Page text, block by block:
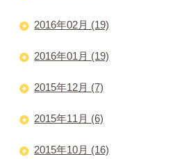
2016年02月 (19)
2016年01月 (19)
2015年12月 (7)
2015年11月 (6)
2015年10月 (16)